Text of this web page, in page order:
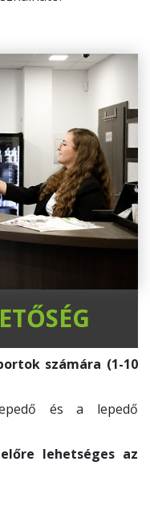
számára (1-10
és a lepedő
lehetséges az